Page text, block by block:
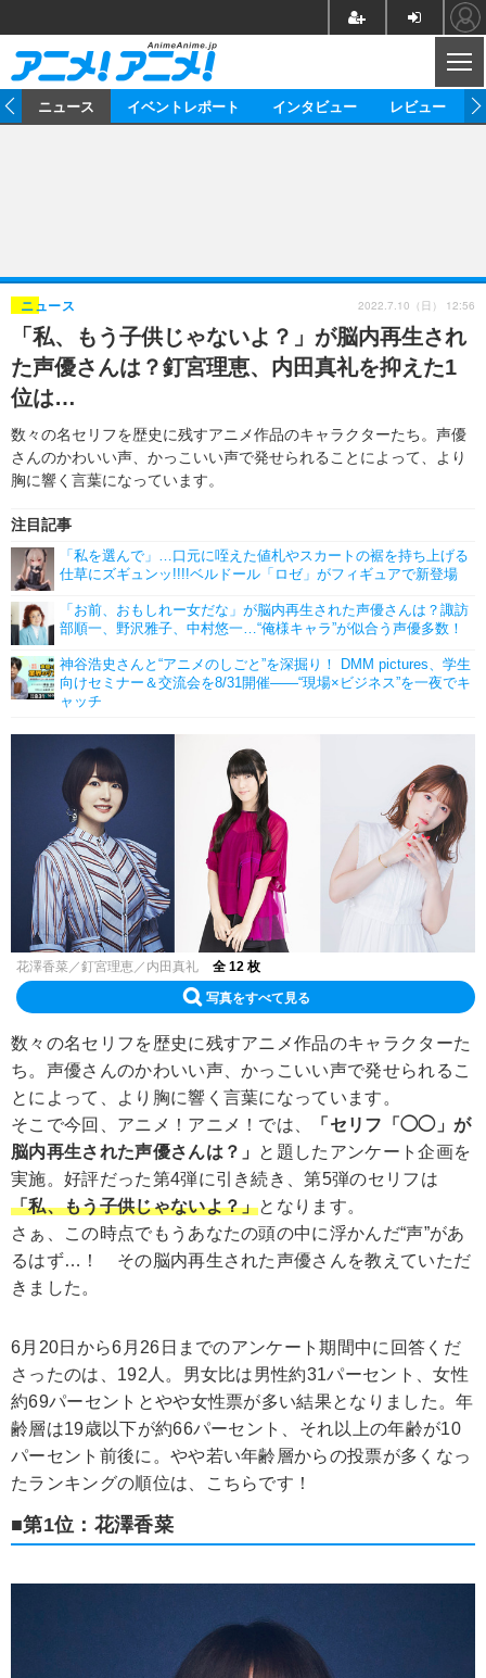
ゲーム グッズ
イベント 海外
海外イベント ビジネス
俳優・タレント アーティスト
ビジネス
アニメ 実写
書評 イベント
ゲーム 座談会
動画
アニメ！アニメ！TV ABEMA Cafe
ニュース イベントレポート インタビュー レビュー
「私、もう子供じゃないよ？」が脳内再生され
た声優さんは？釘宮理恵、内田真礼を抑えた1
位は…
数々の名セリフを歴史に残すアニメ作品のキャラクターたち。声優
さんのかわいい声、かっこいい声で発せられることによって、より
胸に響く言葉になっています。
ニュース
注目記事
「私を選んで」…口元に咥えた値札やスカートの裾を持ち上げる
仕草にズギュンッ!!!!ベルドール「ロゼ」がフィギュアで新登場
「お前、おもしれー女だな」が脳内再生された声優さんは？諏訪
部順一、野沢雅子、中村悠一…“俺様キャラ”が似合う声優多数！
神谷浩史さんと“アニメのしごと”を深掘り！ DMM pictures、学生
向けセミナー＆交流会を8/31開催――“現場×ビジネス”を一夜でキ
ャッチ
2022.7.10（日） 12:56
花澤香菜／釘宮理恵／内田真礼 全 12 枚
写真をすべて見る
数々の名セリフを歴史に残すアニメ作品のキャラクターた
ち。声優さんのかわいい声、かっこいい声で発せられるこ
とによって、より胸に響く言葉になっています。
そこで今回、アニメ！アニメ！では、
「セリフ「◯◯」が
脳内再生された声優さんは？」 と題したアンケート企画を
実施。好評だった第4弾に引き続き、第5弾のセリフは
「私、もう子供じゃないよ？」となります。
さぁ、この時点でもうあなたの頭の中に浮かんだ“声”があ
るはず…！ その脳内再生された声優さんを教えていただ
きました。
6月20日から6月26日までのアンケート期間中に回答くだ
さったのは、192人。男女比は男性約31パーセント、女性
約69パーセントとやや女性票が多い結果となりました。年
齢層は19歳以下が約66パーセント、それ以上の年齢が10
パーセント前後に。やや若い年齢層からの投票が多くなっ
たランキングの順位は、こちらです！
■第1位：花澤香菜